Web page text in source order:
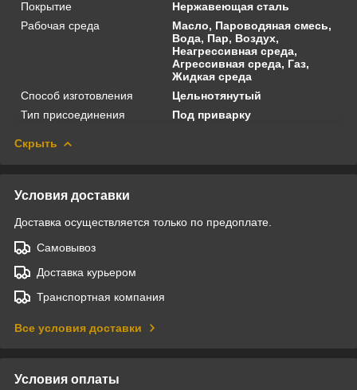
Покрытие
Нержавеющая сталь
Рабочая среда
Масло, Пароводяная смесь,
Вода, Пар, Воздух,
Неагрессивная среда,
Агрессивная среда, Газ,
Жидкая среда
Способ изготовления
Цельнотянутый
Тип присоединения
Под приварку
Скрыть
Условия доставки
Доставка осуществляется только по предоплате.
Самовывоз
Доставка курьером
Транспортная компания
Все условия доставки
Условия оплаты